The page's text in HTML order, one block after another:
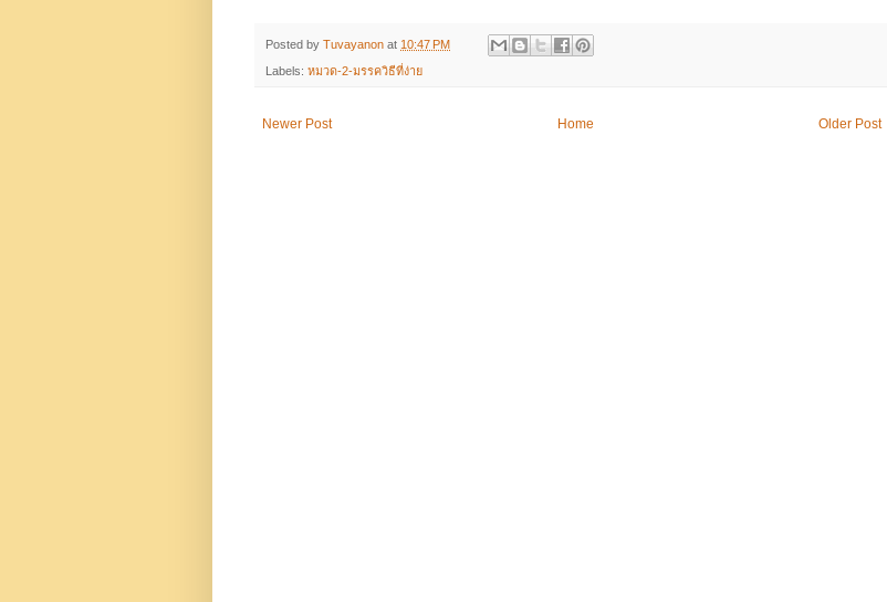
Posted by Tuvayanon at 10:47 PM
Labels: หมวด-2-มรรควิธีที่ง่าย
Newer Post Older Post
Home